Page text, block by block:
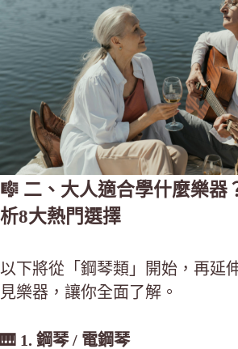
🎼 二、大人適合學什麼樂器
析8大熱門選擇
以下將從「鋼琴類」開始，再延
見樂器，讓你全面了解。
🎹 1. 鋼琴 / 電鋼琴